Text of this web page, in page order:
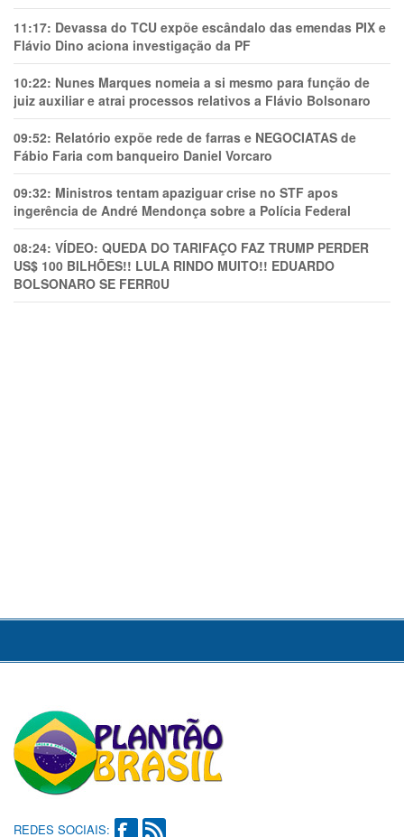
11:17: Devassa do TCU expõe escândalo das emendas PIX e
Flávio Dino aciona investigação da PF
10:22: Nunes Marques nomeia a si mesmo para função de
juiz auxiliar e atrai processos relativos a Flávio Bolsonaro
09:52: Relatório expõe rede de farras e NEGOCIATAS de
Fábio Faria com banqueiro Daniel Vorcaro
09:32: Ministros tentam apaziguar crise no STF apos
ingerência de André Mendonça sobre a Polícia Federal
08:24: VÍDEO: QUEDA DO TARIFAÇO FAZ TRUMP PERDER
US$ 100 BILHÕES!! LULA RINDO MUITO!! EDUARDO
BOLSONARO SE FERR0U
REDES SOCIAIS: